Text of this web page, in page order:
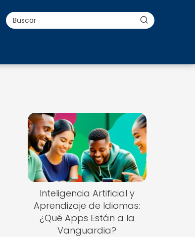
Inteligencia Artificial y
Aprendizaje de Idiomas:
¿Qué Apps Están a la
Vanguardia?